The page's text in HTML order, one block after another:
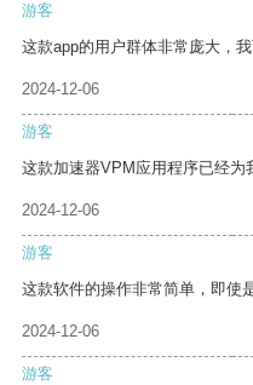
游客
这款app的用户群体非常庞大，
2024-12-06
游客
这款加速器VPM应用程序已经为
2024-12-06
游客
这款软件的操作非常简单，即使
2024-12-06
游客